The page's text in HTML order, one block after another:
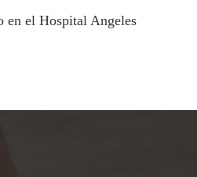
en el Hospital Angeles